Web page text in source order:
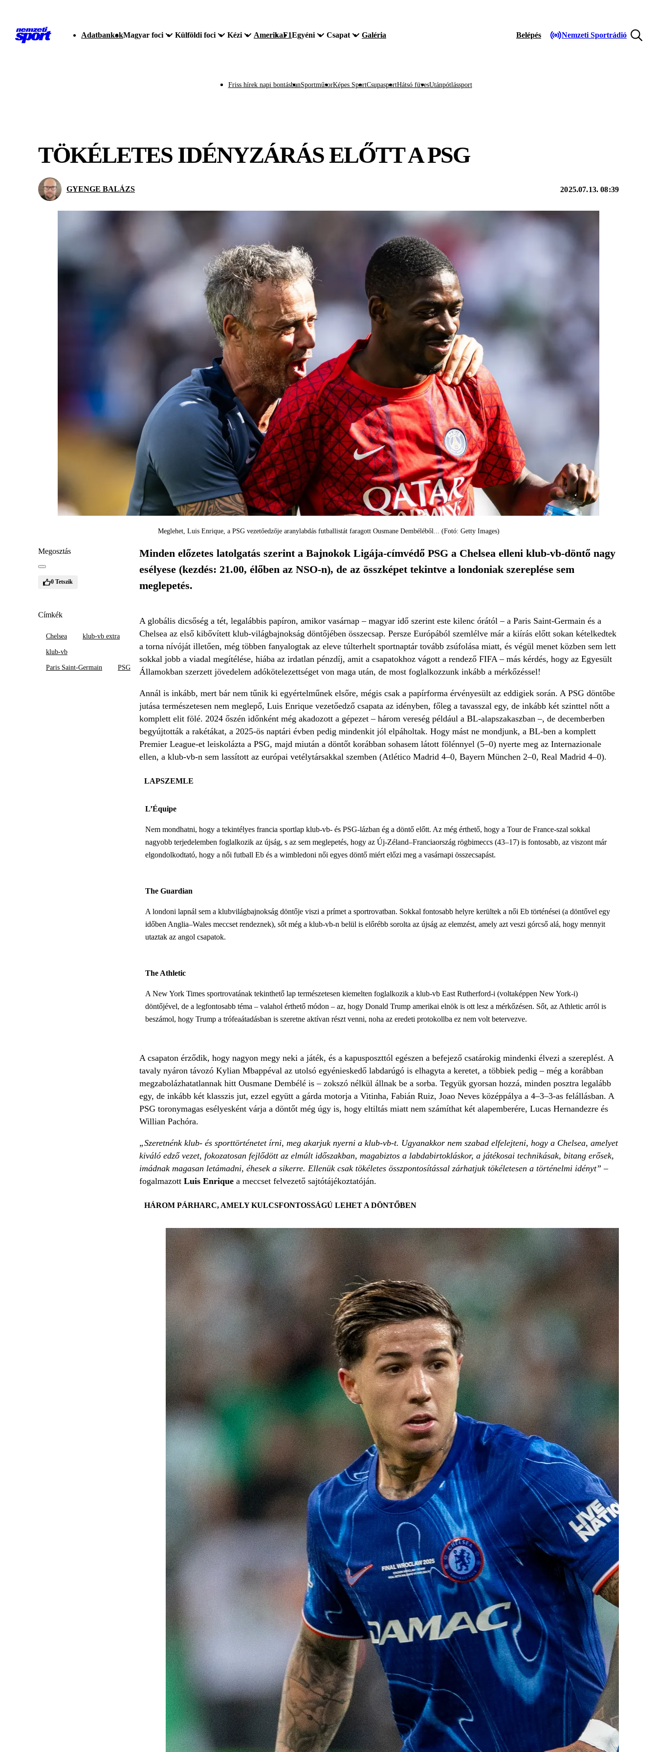
AdatbankokMagyar foci Külföldi foci Kézi AmerikaF1Egyéni Csapat Galéria Belépés Nemzeti Sportrádió
Friss hírek napi bontásbanSportműsorKépes SportCsupasportHátsó füvesUtánpótlássport
TÖKÉLETES IDÉNYZÁRÁS ELŐTT A PSG
GYENGE BALÁZS 2025.07.13. 08:39
Meglehet, Luis Enrique, a PSG vezetőedzője aranylabdás futballistát faragott Ousmane Dembéléből... (Fotó: Getty Images)
Megosztás
0 Tetszik
Címkék
Chelsea klub-vb extra
klub-vb
Paris Saint-Germain PSG
Minden előzetes latolgatás szerint a Bajnokok Ligája-címvédő PSG a Chelsea elleni klub-vb-döntő nagy
esélyese (kezdés: 21.00, élőben az NSO-n), de az összképet tekintve a londoniak szereplése sem
meglepetés.
A globális dicsőség a tét, legalábbis papíron, amikor vasárnap – magyar idő szerint este kilenc órától – a Paris Saint-Germain és a
Chelsea az első kibővített klub-világbajnokság döntőjében összecsap. Persze Európából szemlélve már a kiírás előtt sokan kételkedtek
a torna nívóját illetően, még többen fanyalogtak az eleve túlterhelt sportnaptár tovább zsúfolása miatt, és végül menet közben sem lett
sokkal jobb a viadal megítélése, hiába az irdatlan pénzdíj, amit a csapatokhoz vágott a rendező FIFA – más kérdés, hogy az Egyesült
Államokban szerzett jövedelem adókötelezettséget von maga után, de most foglalkozzunk inkább a mérkőzéssel!
Annál is inkább, mert bár nem tűnik ki egyértelműnek elsőre, mégis csak a papírforma érvényesült az eddigiek során. A PSG döntőbe
jutása természetesen nem meglepő, Luis Enrique vezetőedző csapata az idényben, főleg a tavasszal egy, de inkább két szinttel nőtt a
komplett elit fölé. 2024 őszén időnként még akadozott a gépezet – három vereség például a BL-alapszakaszban –, de decemberben
begyújtották a rakétákat, a 2025-ös naptári évben pedig mindenkit jól elpáholtak. Hogy mást ne mondjunk, a BL-ben a komplett
Premier League-et leiskolázta a PSG, majd miután a döntőt korábban sohasem látott fölénnyel (5–0) nyerte meg az Internazionale
ellen, a klub-vb-n sem lassított az európai vetélytársakkal szemben (Atlético Madrid 4–0, Bayern München 2–0, Real Madrid 4–0).
L’Équipe
Nem mondhatni, hogy a tekintélyes francia sportlap klub-vb- és PSG-lázban ég a döntő előtt. Az még érthető, hogy a Tour de France-szal sokkal
nagyobb terjedelemben foglalkozik az újság, s az sem meglepetés, hogy az Új-Zéland–Franciaország rögbimeccs (43–17) is fontosabb, az viszont már
elgondolkodtató, hogy a női futball Eb és a wimbledoni női egyes döntő miért előzi meg a vasárnapi összecsapást.
The Guardian
A londoni lapnál sem a klubvilágbajnokság döntője viszi a prímet a sportrovatban. Sokkal fontosabb helyre kerültek a női Eb történései (a döntővel egy
időben Anglia–Wales meccset rendeznek), sőt még a klub-vb-n belül is előrébb sorolta az újság az elemzést, amely azt veszi górcső alá, hogy mennyit
utaztak az angol csapatok.
The Athletic
A New York Times sportrovatának tekinthető lap természetesen kiemelten foglalkozik a klub-vb East Rutherford-i (voltaképpen New York-i)
döntőjével, de a legfontosabb téma – valahol érthető módon – az, hogy Donald Trump amerikai elnök is ott lesz a mérkőzésen. Sőt, az Athletic arról is
beszámol, hogy Trump a trófeaátadásban is szeretne aktívan részt venni, noha az eredeti protokollba ez nem volt betervezve.
LAPSZEMLE
A csapaton érződik, hogy nagyon megy neki a játék, és a kapusposzttól egészen a befejező csatárokig mindenki élvezi a szereplést. A
tavaly nyáron távozó Kylian Mbappéval az utolsó egyénieskedő labdarúgó is elhagyta a keretet, a többiek pedig – még a korábban
megzabolázhatatlannak hitt Ousmane Dembélé is – zokszó nélkül állnak be a sorba. Tegyük gyorsan hozzá, minden posztra legalább
egy, de inkább két klasszis jut, ezzel együtt a gárda motorja a Vitinha, Fabián Ruiz, Joao Neves középpálya a 4–3–3-as felállásban. A
PSG toronymagas esélyesként várja a döntőt még úgy is, hogy eltiltás miatt nem számíthat két alapemberére, Lucas Hernandezre és
Willian Pachóra.
„Szeretnénk klub- és sporttörténetet írni, meg akarjuk nyerni a klub-vb-t. Ugyanakkor nem szabad elfelejteni, hogy a Chelsea, amelyet
kiváló edző vezet, fokozatosan fejlődött az elmúlt időszakban, magabiztos a labdabirtokláskor, a játékosai technikásak, bitang erősek,
imádnak magasan letámadni, éhesek a sikerre. Ellenük csak tökéletes összpontosítással zárhatjuk tökéletesen a történelmi idényt” –
fogalmazott Luis Enrique a meccset felvezető sajtótájékoztatóján.
HÁROM PÁRHARC, AMELY KULCSFONTOSSÁGÚ LEHET A DÖNTŐBEN